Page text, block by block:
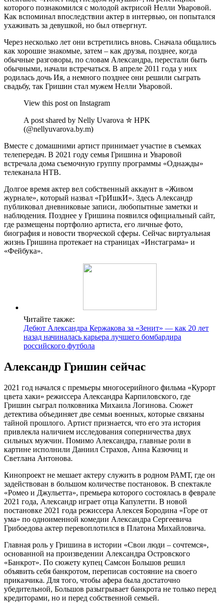
которого познакомился с молодой актрисой Нелли Уваровой.
Как вспоминал впоследствии актер в интервью, он попытался
ухаживать за девушкой, но был отвергнут.
Через несколько лет они встретились вновь. Сначала общались
как хорошие знакомые, затем – как друзья, позднее, когда
обычные разговоры, по словам Александра, перестали быть
обычными, начали встречаться. В апреле 2011 года у них
родилась дочь Ия, а немного позднее они решили сыграть
свадьбу, так Гришин стал мужем Нелли Уваровой.
View this post on Instagram
A post shared by Nelly Uvarova ✮ HPK
(@nellyuvarova.by.m)
Вместе с домашними артист принимает участие в съемках
телепередач. В 2021 году семья Гришина и Уваровой
встречала дома съемочную группу программы «Однажды»
телеканала НТВ.
Долгое время актер вел собственный аккаунт в «Живом
журнале», который назвал «ГрИшкИ». Здесь Александр
публиковал дневниковые записи, любопытные заметки и
наблюдения. Позднее у Гришина появился официальный сайт,
где размещены портфолио артиста, его личные фото,
биография и новости творческой сферы. Сейчас виртуальная
жизнь Гришина протекает на страницах «Инстаграма» и
«Фейбука».
Читайте также:
Дебют Александра Кержакова за «Зенит» — как 20 лет
назад начиналась карьера лучшего бомбардира
российского футбола
Александр Гришин сейчас
2021 год начался с премьеры многосерийного фильма «Курорт
цвета хаки» режиссера Александра Карпиловского, где
Гришин сыграл полковника Михаила Логинова. Сюжет
детектива объединяет две семьи военных, которые связаны
тайной прошлого. Артист признается, что его эта история
привлекла наличием исследования соперничества двух
сильных мужчин. Помимо Александра, главные роли в
картине исполнили Даниил Страхов, Анна Казючиц и
Светлана Антонова.
Кинопроект не мешает актеру служить в родном РАМТ, где он
задействован в большом количестве постановок. В спектакле
«Ромео и Джульетта», премьера которого состоялась в феврале
2021 года, Александр играет отца Капулетти. В новой
постановке 2021 года режиссера Алексея Бородина «Горе от
ума» по одноименной комедии Александра Сергеевича
Грибоедова актер перевоплотился в Платона Михайловича.
Главная роль у Гришина в истории «Свои люди – сочтемся»,
основанной на произведении Александра Островского
«Банкрот». По сюжету купец Самсон Большов решил
объявить себя банкротом, переписав состояние на своего
приказчика. Для того, чтобы афера была достаточно
убедительной, Большов разыгрывает банкрота не только перед
кредиторами, но и перед собственной семьей.